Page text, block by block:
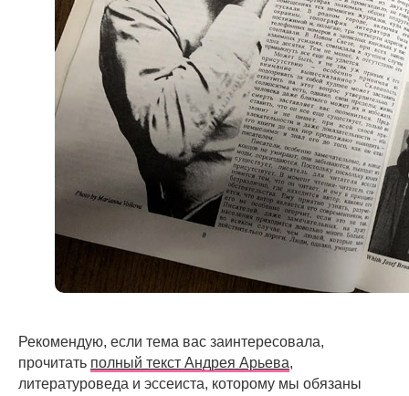
Рекомендую, если тема вас заинтересовала,
прочитать полный текст Андрея Арьева,
литературоведа и эссеиста, которому мы обязаны